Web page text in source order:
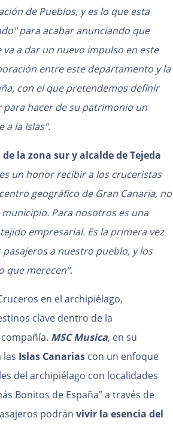
de Pueblos, y es lo que esta
para acabar anunciando que
va a dar un nuevo impulso en este
entre este departamento y la
con el que pretendemos definir
hacer de su patrimonio un
a la Islas".
la zona sur y alcalde de Tejeda
un honor recibir a los cruceristas
geográfico de Gran Canaria, no
Para nosotros es una
empresarial. Es la primera vez
a nuestro pueblo, y los
que merecen”.
en el archipiélago,
clave dentro de la
MSC Musica, en su
las Islas Canarias con un enfoque
del archipiélago con localidades
Bonitos de España” a través de
podrán vivir la esencia del